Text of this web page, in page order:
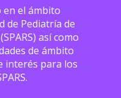
en el ámbito
de Pediatría de
así como
de ámbito
interés para los